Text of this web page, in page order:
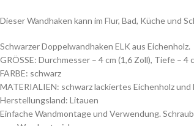
Dieser Wandhaken kann im Flur, Bad, Küche und
Schwarzer Doppelwandhaken ELK aus Eichenholz.
GRÖSSE: Durchmesser – 4 cm (1,6 Zoll), Tiefe – 4
FARBE: schwarz
MATERIALIEN: schwarz lackiertes Eichenholz und
Herstellungsland: Litauen
Einfache Wandmontage und Verwendung.